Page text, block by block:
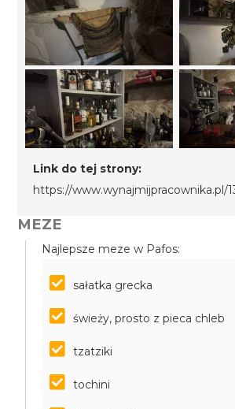
Link do tej strony:
https://www.wynajmijpracownika.pl/
MEZE
Najlepsze meze w Pafos:
sałatka grecka
świeży, prosto z pieca chleb
tzatziki
tochini